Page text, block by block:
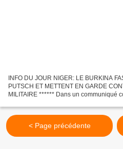
INFO DU JOUR NIGER: LE BURKINA
PUTSCH ET METTENT EN GARDE
MILITAIRE ****** Dans un communiqué
intervention...
< Page précédente